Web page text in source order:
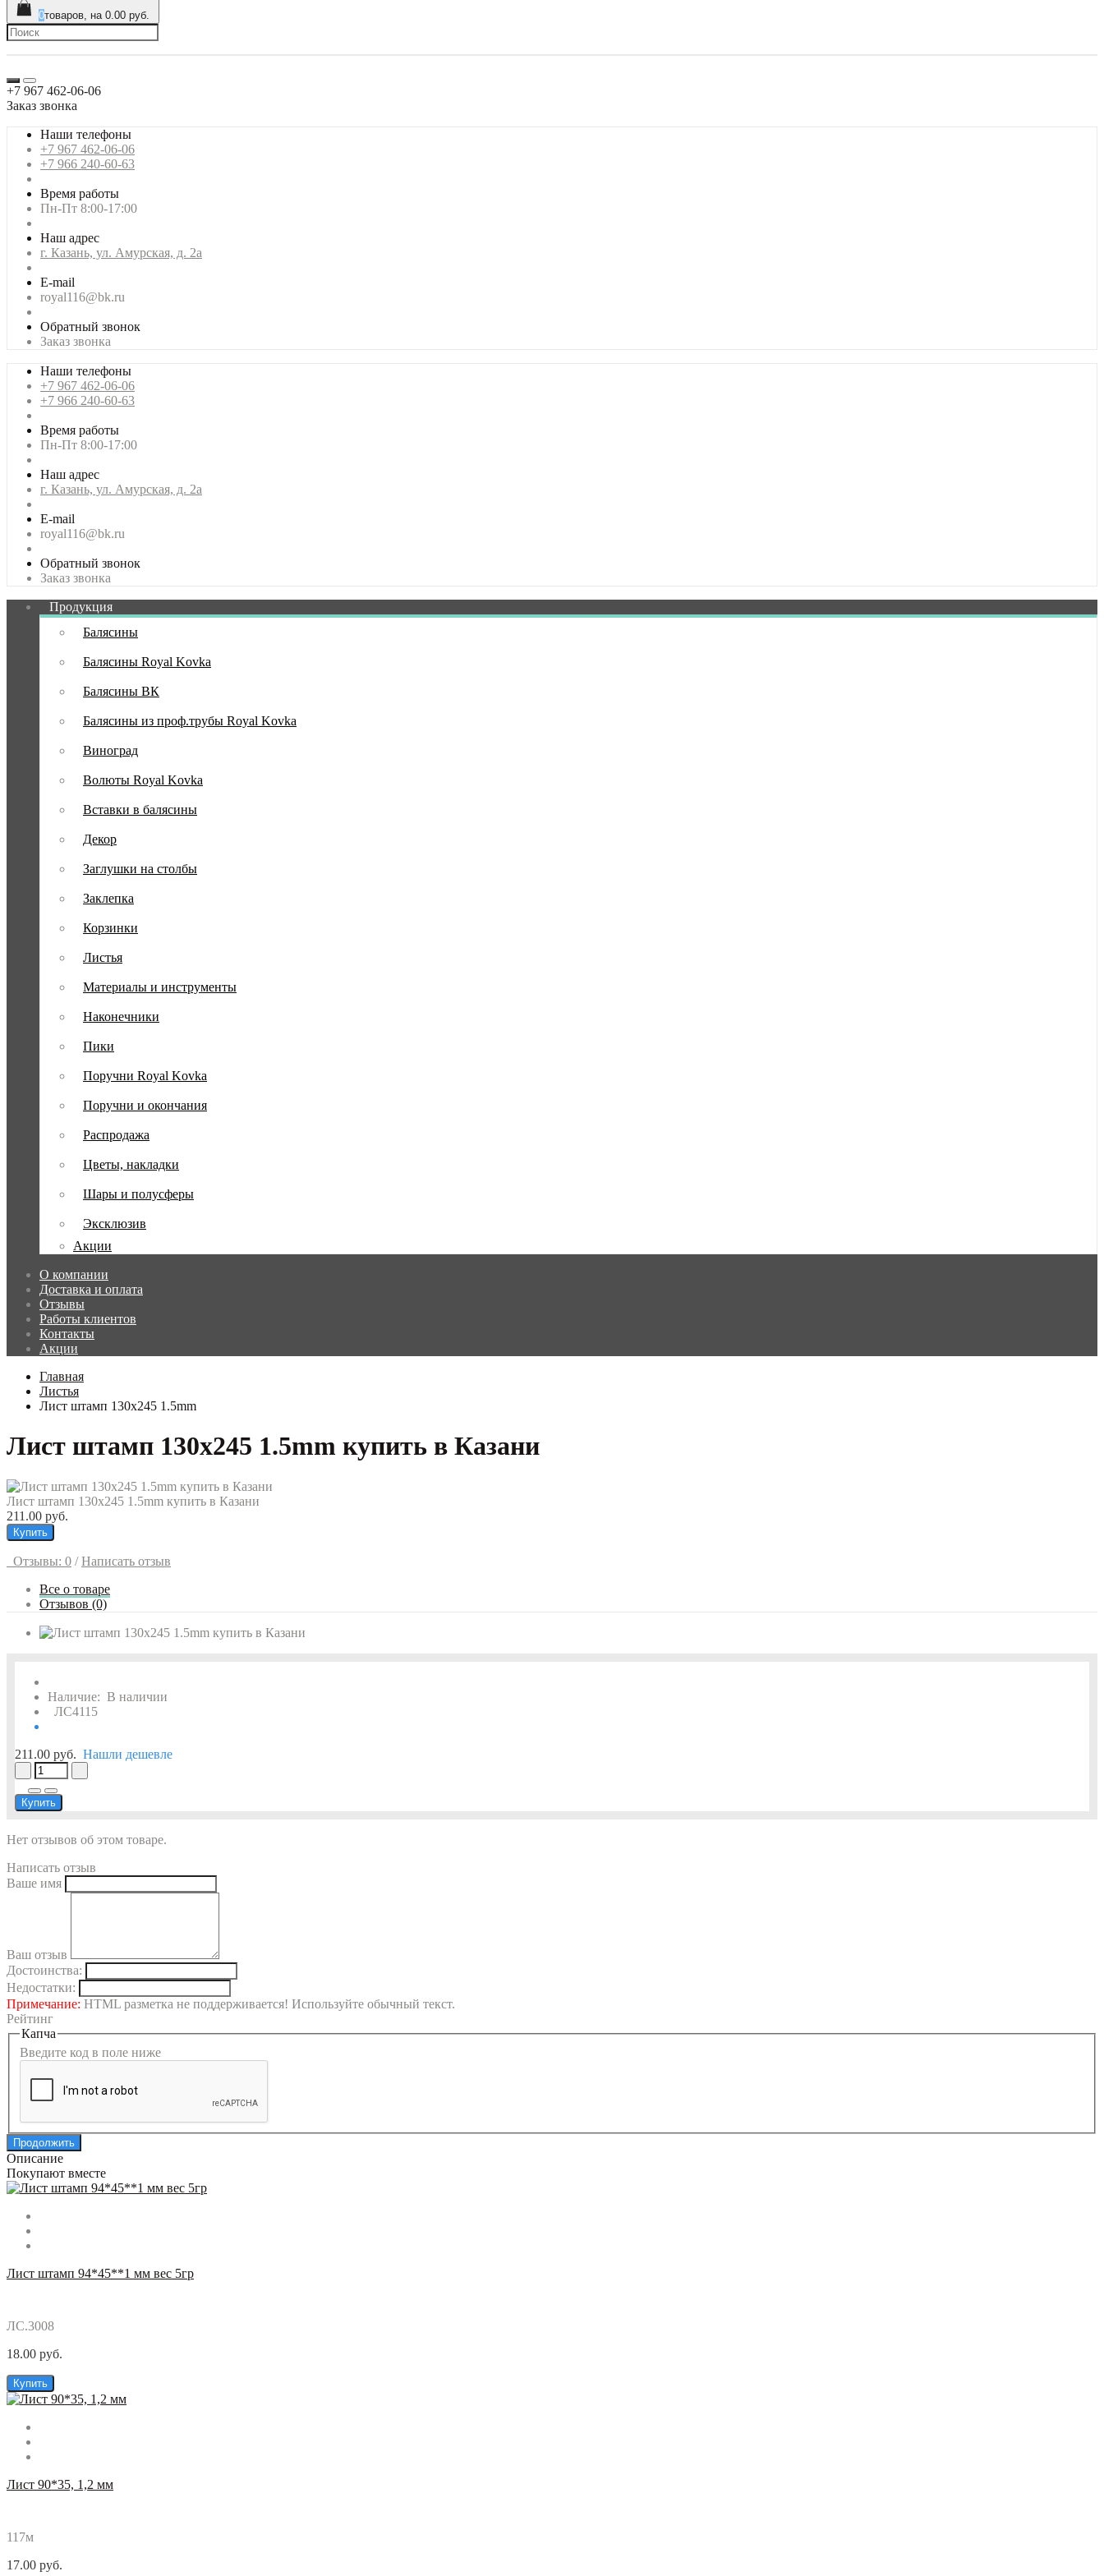
0товаров, на 0.00 руб.
+7 967 462-06-06
Заказ звонка
Наши телефоны
+7 967 462-06-06
+7 966 240-60-63
Время работы
Пн-Пт 8:00-17:00
Наш адрес
г. Казань, ул. Амурская, д. 2а
E-mail
royal116@bk.ru
Обратный звонок
Заказ звонка
Наши телефоны
+7 967 462-06-06
+7 966 240-60-63
Время работы
Пн-Пт 8:00-17:00
Наш адрес
г. Казань, ул. Амурская, д. 2а
E-mail
royal116@bk.ru
Обратный звонок
Заказ звонка
Продукция
Балясины
Балясины Royal Kovka
Балясины ВК
Балясины из проф.трубы Royal Kovka
Виноград
Волюты Royal Kovka
Вставки в балясины
Декор
Заглушки на столбы
Заклепка
Корзинки
Листья
Материалы и инструменты
Наконечники
Пики
Поручни Royal Kovka
Поручни и окончания
Распродажа
Цветы, накладки
Шары и полусферы
Эксклюзив
Акции
О компании
Доставка и оплата
Отзывы
Работы клиентов
Контакты
Акции
Главная
Листья
Лист штамп 130x245 1.5mm
Лист штамп 130x245 1.5mm купить в Казани
Лист штамп 130x245 1.5mm купить в Казани
211.00 руб.
Купить
Отзывы: 0 / Написать отзыв
Все о товаре
Отзывов (0)
Наличие: В наличии
ЛС4115
211.00 руб. Нашли дешевле
Купить
Нет отзывов об этом товаре.
Написать отзыв
Ваше имя
Ваш отзыв
Достоинства:
Недостатки:
Примечание: HTML разметка не поддерживается! Используйте обычный текст.
Рейтинг
Капча
Введите код в поле ниже
Продолжить
Описание
Покупают вместе
Лист штамп 94*45**1 мм вес 5гр
ЛС.3008
18.00 руб.
Купить
Лист 90*35, 1,2 мм
117м
17.00 руб.